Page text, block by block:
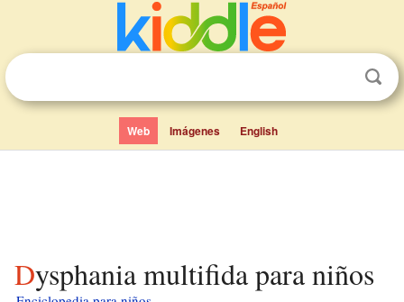
Web Imágenes English
Dysphania multifida para niños